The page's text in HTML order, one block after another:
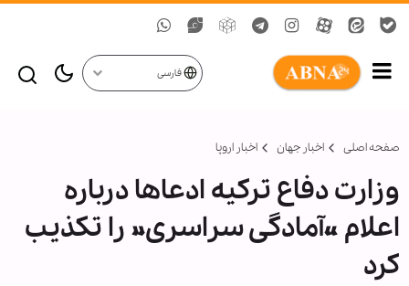
فارسی
صفحه اصلی اخبار جهان اخبار اروپا
وزارت دفاع ترکیه ادعاها درباره
اعلام «آمادگی سراسری» را تکذیب
کرد